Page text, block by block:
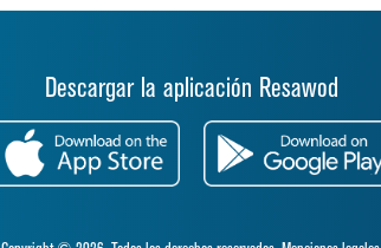
Descargar la aplicación Resawod